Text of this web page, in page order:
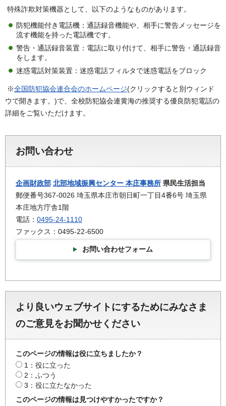
特殊詐欺対策機器として、以下のようなものがあります。
防犯機能付き電話機：通話録音機能や、相手に警告メッセージを
流す機能を持った電話機です。
警告・通話録音装置：電話に取り付けて、相手に警告・通話録音
をします。
迷惑電話対策装置：迷惑電話フィルタで迷惑電話をブロック
※全国防犯協会連合会のホームページ(クリックすると別ウィンド
ウで開きます。)で、全校防犯協会連黄海の推奨する優良防犯電話の
詳細をご覧いただけます。
お問い合わせ
企画財政部 北部地域振興センター 本庄事務所 県民生活担当
郵便番号367-0026 埼玉県本庄市朝日町一丁目4番6号 埼玉県
本庄地方庁舎1階
電話： 0495-24-1110
ファックス：0495-22-6500
お問い合わせフォーム
より良いウェブサイトにするためにみなさま
のご意見をお聞かせください
このページの情報は役に立ちましたか？
1：役に立った
2：ふつう
3：役に立たなかった
このページの情報は見つけやすかったですか？